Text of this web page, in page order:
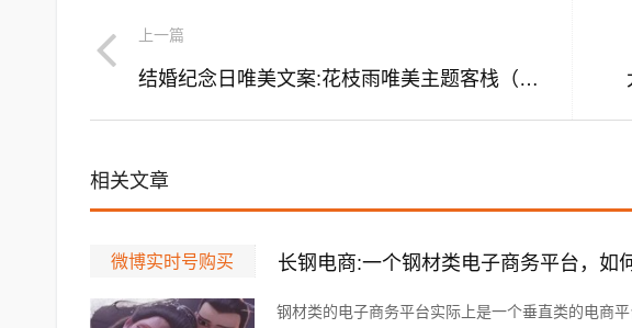
上一篇
结婚纪念日唯美文案:花枝雨唯美主题客栈（西塘五姑娘公园店） 请问房间特殊布置（结婚纪念日）需要额外收费吗？
相关文章
微博实时号购买 长钢电商:一个钢材类电子商务平台，如
钢材类的电子商务平台实际上是一个垂直类的电商